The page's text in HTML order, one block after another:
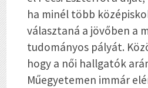
ha minél több
választaná a jövőben a
tudományos pályát.
hogy a női hallgatók
Műegyetemen immár